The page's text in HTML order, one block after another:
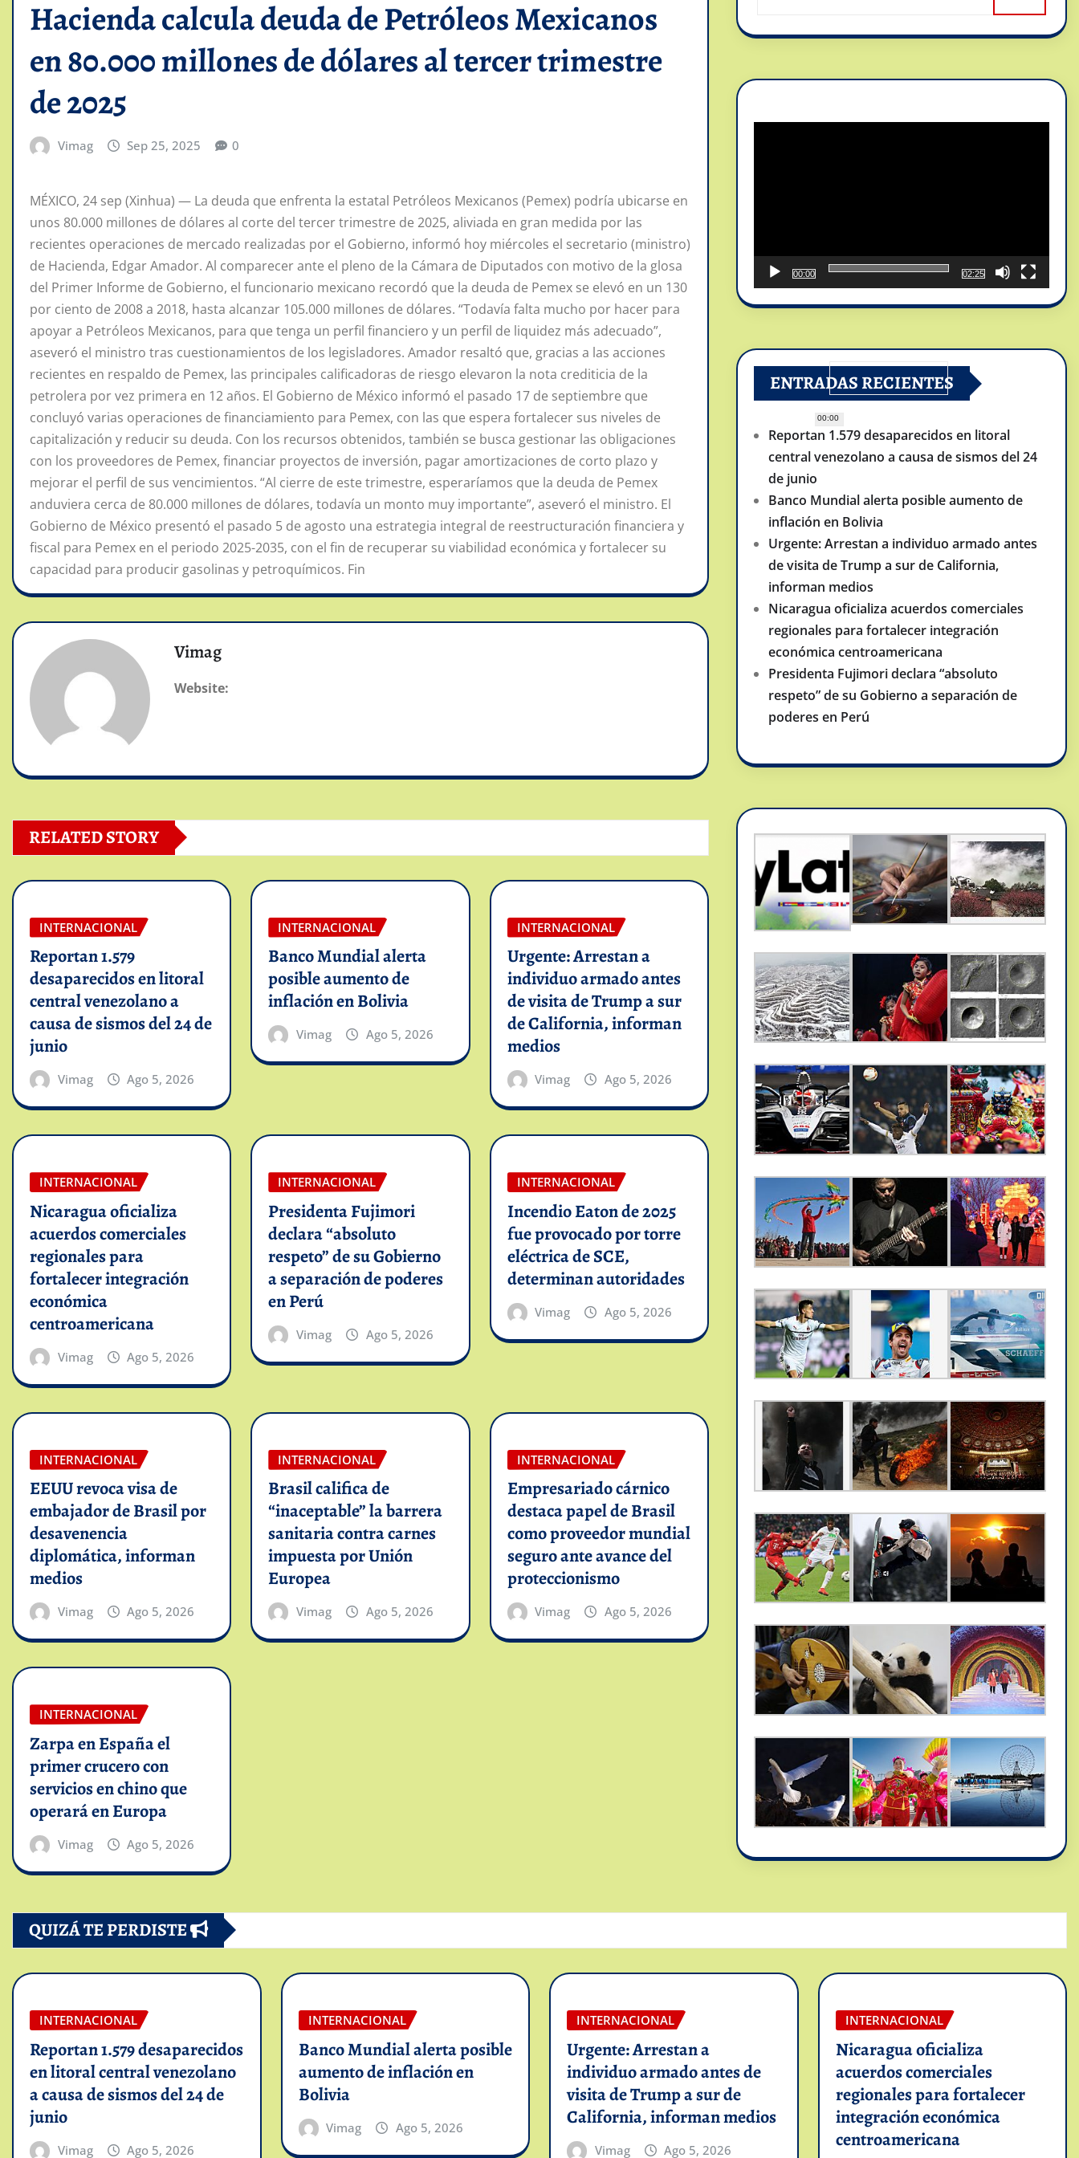
Hacienda calcula deuda de Petróleos Mexicanos
en 80.000 millones de dólares al tercer trimestre
de 2025
Vimag Sep 25, 2025 0
MÉXICO, 24 sep (Xinhua) — La deuda que enfrenta la estatal Petróleos Mexicanos (Pemex) podría ubicarse en
unos 80.000 millones de dólares al corte del tercer trimestre de 2025, aliviada en gran medida por las
recientes operaciones de mercado realizadas por el Gobierno, informó hoy miércoles el secretario (ministro)
de Hacienda, Edgar Amador. Al comparecer ante el pleno de la Cámara de Diputados con motivo de la glosa
del Primer Informe de Gobierno, el funcionario mexicano recordó que la deuda de Pemex se elevó en un 130
por ciento de 2008 a 2018, hasta alcanzar 105.000 millones de dólares. “Todavía falta mucho por hacer para
apoyar a Petróleos Mexicanos, para que tenga un perfil financiero y un perfil de liquidez más adecuado”,
aseveró el ministro tras cuestionamientos de los legisladores. Amador resaltó que, gracias a las acciones
recientes en respaldo de Pemex, las principales calificadoras de riesgo elevaron la nota crediticia de la
petrolera por vez primera en 12 años. El Gobierno de México informó el pasado 17 de septiembre que
concluyó varias operaciones de financiamiento para Pemex, con las que espera fortalecer sus niveles de
capitalización y reducir su deuda. Con los recursos obtenidos, también se busca gestionar las obligaciones
con los proveedores de Pemex, financiar proyectos de inversión, pagar amortizaciones de corto plazo y
mejorar el perfil de sus vencimientos. “Al cierre de este trimestre, esperaríamos que la deuda de Pemex
anduviera cerca de 80.000 millones de dólares, todavía un monto muy importante”, aseveró el ministro. El
Gobierno de México presentó el pasado 5 de agosto una estrategia integral de reestructuración financiera y
fiscal para Pemex en el periodo 2025-2035, con el fin de recuperar su viabilidad económica y fortalecer su
capacidad para producir gasolinas y petroquímicos. Fin
Vimag
Website:
RELATED STORY
INTERNACIONAL
Reportan 1.579
desaparecidos en litoral
central venezolano a
causa de sismos del 24 de
junio
Vimag Ago 5, 2026
INTERNACIONAL
Banco Mundial alerta
posible aumento de
inflación en Bolivia
Vimag Ago 5, 2026
INTERNACIONAL
Urgente: Arrestan a
individuo armado antes
de visita de Trump a sur
de California, informan
medios
Vimag Ago 5, 2026
INTERNACIONAL
Nicaragua oficializa
acuerdos comerciales
regionales para
fortalecer integración
económica
centroamericana
Vimag Ago 5, 2026
INTERNACIONAL
Presidenta Fujimori
declara “absoluto
respeto” de su Gobierno
a separación de poderes
en Perú
Vimag Ago 5, 2026
INTERNACIONAL
Incendio Eaton de 2025
fue provocado por torre
eléctrica de SCE,
determinan autoridades
Vimag Ago 5, 2026
INTERNACIONAL
EEUU revoca visa de
embajador de Brasil por
desavenencia
diplomática, informan
medios
Vimag Ago 5, 2026
INTERNACIONAL
Brasil califica de
“inaceptable” la barrera
sanitaria contra carnes
impuesta por Unión
Europea
Vimag Ago 5, 2026
INTERNACIONAL
Empresariado cárnico
destaca papel de Brasil
como proveedor mundial
seguro ante avance del
proteccionismo
Vimag Ago 5, 2026
INTERNACIONAL
Zarpa en España el
primer crucero con
servicios en chino que
operará en Europa
Vimag Ago 5, 2026
00:00
00:00
02:25
ENTRADAS RECIENTES
Reportan 1.579 desaparecidos en litoral
central venezolano a causa de sismos del 24
de junio
Banco Mundial alerta posible aumento de
inflación en Bolivia
Urgente: Arrestan a individuo armado antes
de visita de Trump a sur de California,
informan medios
Nicaragua oficializa acuerdos comerciales
regionales para fortalecer integración
económica centroamericana
Presidenta Fujimori declara “absoluto
respeto” de su Gobierno a separación de
poderes en Perú
QUIZÁ TE PERDISTE
INTERNACIONAL
Reportan 1.579 desaparecidos
en litoral central venezolano
a causa de sismos del 24 de
junio
Vimag Ago 5, 2026
INTERNACIONAL
Banco Mundial alerta posible
aumento de inflación en
Bolivia
Vimag Ago 5, 2026
INTERNACIONAL
Urgente: Arrestan a
individuo armado antes de
visita de Trump a sur de
California, informan medios
Vimag Ago 5, 2026
INTERNACIONAL
Nicaragua oficializa
acuerdos comerciales
regionales para fortalecer
integración económica
centroamericana